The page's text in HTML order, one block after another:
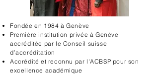
Fondée en 1984 à Genève
Première institution privée à Genève
accréditée par le Conseil suisse
d’accréditation
Accrédité et reconnu par l'ACBSP pour son
excellence académique